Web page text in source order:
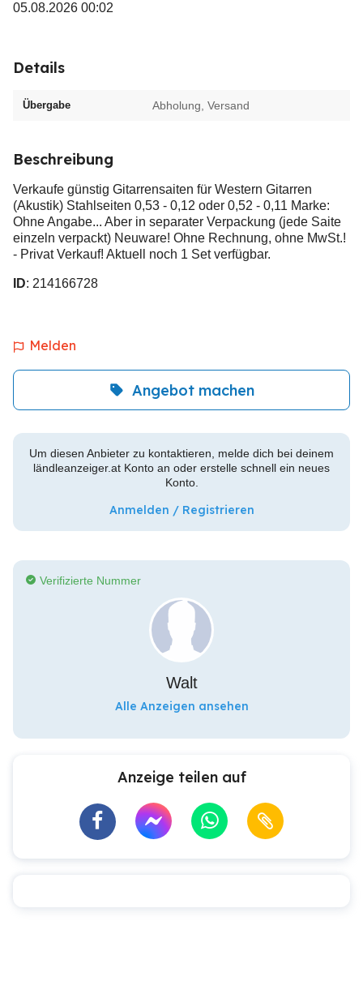
05.08.2026 00:02
Details
Übergabe Abholung, Versand
Beschreibung
Verkaufe günstig Gitarrensaiten für Western Gitarren
(Akustik) Stahlseiten 0,53 - 0,12 oder 0,52 - 0,11 Marke:
Ohne Angabe... Aber in separater Verpackung (jede Saite
einzeln verpackt) Neuware! Ohne Rechnung, ohne MwSt.!
- Privat Verkauf! Aktuell noch 1 Set verfügbar.
ID: 214166728
Melden
Angebot machen
Um diesen Anbieter zu kontaktieren, melde dich bei deinem
ländleanzeiger.at Konto an oder erstelle schnell ein neues
Konto.
Anmelden / Registrieren
Verifizierte Nummer
Walt
Alle Anzeigen ansehen
Anzeige teilen auf